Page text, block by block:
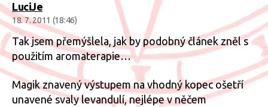
LuciJe
18. 7. 2011 (18:46)
Tak jsem přemýšlela, jak by podobný článek zněl s
použitím aromaterapie…
Magik znavený výstupem na vhodný kopec ošetří
unavené svaly levandulí, nejlépe v něčem